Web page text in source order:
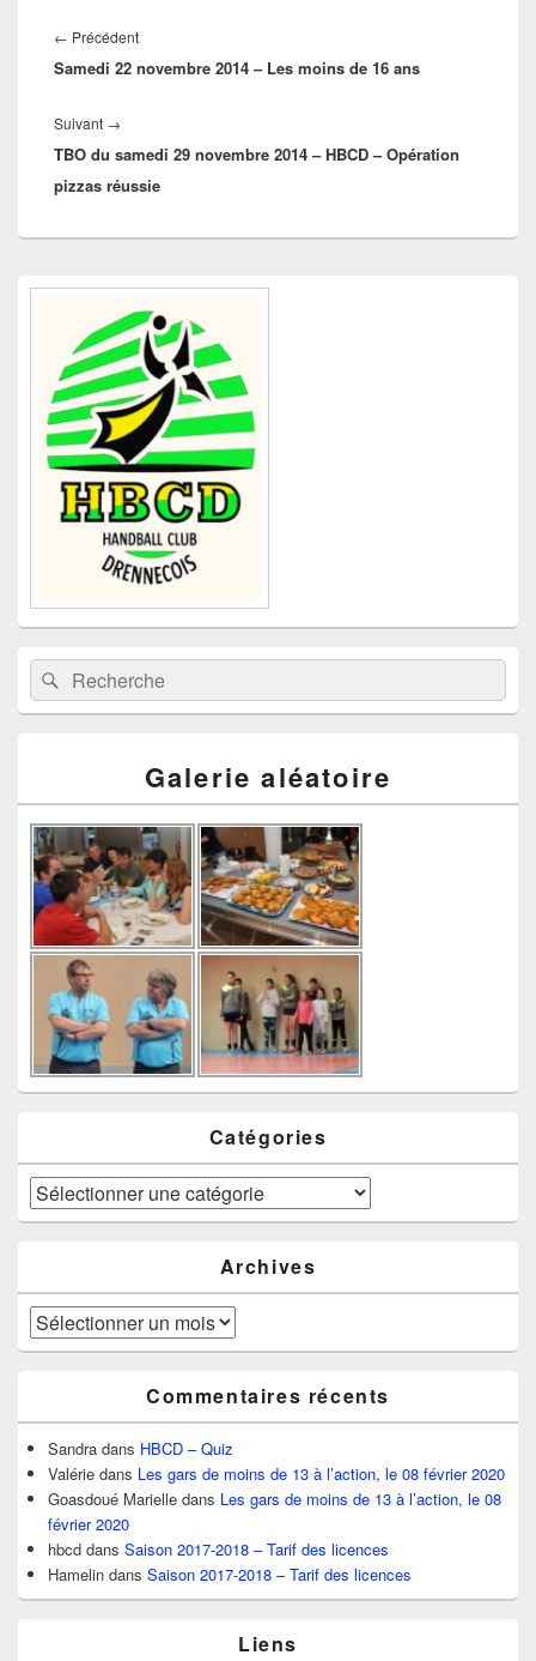
de
l’article
← PrécédentArticle
précédent :
Samedi 22 novembre 2014 – Les moins de 16 ans
Suivant →
suivant :
TBO du samedi 29 novembre 2014 – HBCD – Opération
pizzas réussie
Zone
barre
latérale
Recherche :Rechercher
Galerie aléatoire
Catégories
Catégories
Archives
Archives
Commentaires récents
Sandra dans HBCD – Quiz
Valérie dans Les gars de moins de 13 à l’action, le 08 février 2020
Goasdoué Marielle dans Les gars de moins de 13 à l’action, le 08
février 2020
hbcd dans Saison 2017-2018 – Tarif des licences
Hamelin dans Saison 2017-2018 – Tarif des licences
Liens